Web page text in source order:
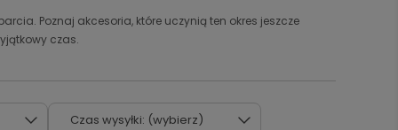
Poznaj akcesoria, które uczynią ten okres jeszcze
czas.
Czas wysyłki: (wybierz)